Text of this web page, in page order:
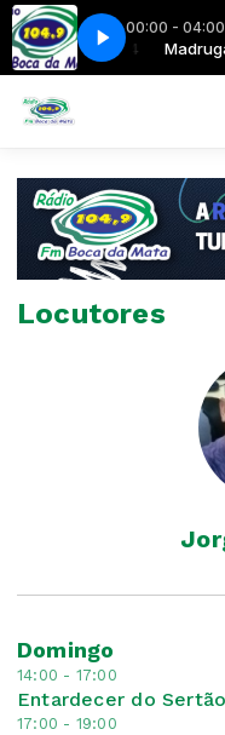
00:00 - 04:00
104
Locutores
Domingo
14:00 - 17:00
Entardecer do Sertão
17:00 - 19:00